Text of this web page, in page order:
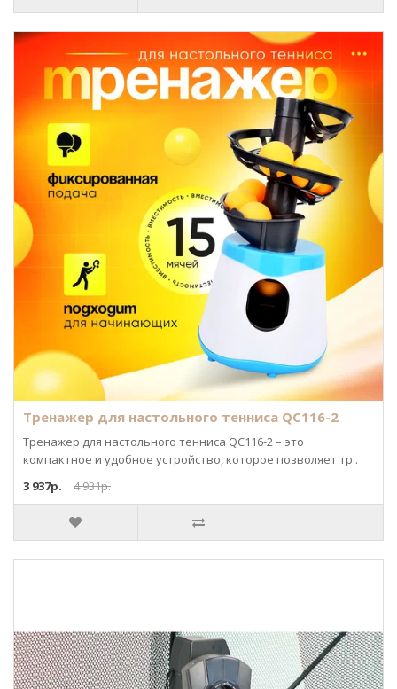
Тренажер для настольного тенниса QC116-2
Тренажер для настольного тенниса QC116-2 – это
компактное и удобное устройство, которое позволяет тр..
3 937р.
4 931р.